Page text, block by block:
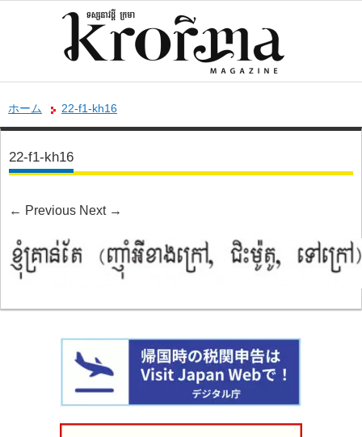
ホーム 22-f1-kh16
22-f1-kh16
← Previous Next →